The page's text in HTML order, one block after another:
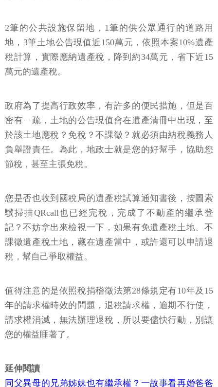
2筆的公共設施保留地，1筆的供公眾通行的道路用
地，3筆土地公告現值近150萬元，依照本案10%遺產
稅計算，實際應納遺產稅，降到約34萬元，省下近15
萬元的遺產稅。
政府為了提高行政效率，有許多的便民措施，但是百
密有ㄧ疏，土地的公告現值會在遺產清冊中出現，至
於該土地應稅？免稅？不課徵？就必須由納稅義務人
負舉證責任。為此，地政士就是您的好幫手，協助您
節稅，甚至主張免稅。
您是否也收到國稅局的遺產稅試算通知書後，按圖索
驥掃描QRcall也已經完稅，完成了不動產的繼承登
記？不妨拿出來檢視一下，如果有免遺產稅土地、不
課徵遺產稅土地，藏在遺產當中，或許還可以申請退
稅，幫自己爭取權益。
值得注意的是依照稅捐稽徵法第28條規定有10年及15
年的請求權時效的問題，退稅請求權，逾期不行使，
請求權消滅，無法辦理退稅，所以要儘快行動，別讓
您的權益睡著了。
延伸閱讀
同父異母的兄弟姊妹也有繼承權？一故事看再婚爸爸